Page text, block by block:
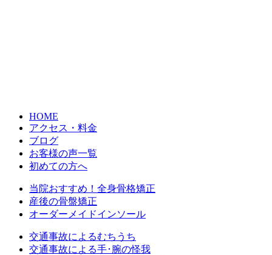
HOME
アクセス・料金
ブログ
お客様の声一覧
初めての方へ
当院おすすめ！全身骨格矯正
産後の骨盤矯正
オーダーメイドインソール
交通事故によるむちうち
交通事故による手･腕の怪我